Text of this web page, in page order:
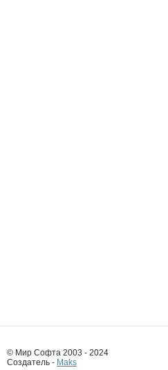
© Мир Софта 2003 - 2024
Создатель - Maks